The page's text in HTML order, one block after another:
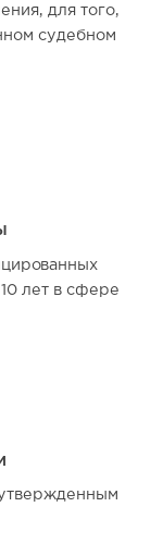
для того,
судебном
лет в сфере